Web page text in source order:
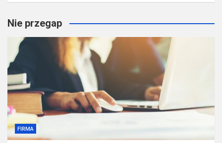
Nie przegap
FIRMA